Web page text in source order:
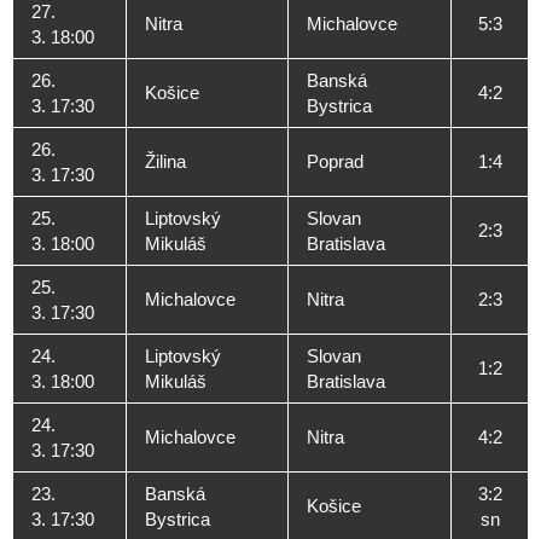
27.
3. 18:00
Nitra Michalovce 5:3
26.
3. 17:30
Košice
Banská
Bystrica
4:2
26.
3. 17:30
Žilina Poprad 1:4
25.
3. 18:00
Liptovský
Mikuláš
Slovan
Bratislava
2:3
25.
3. 17:30
Michalovce Nitra 2:3
24.
3. 18:00
Liptovský
Mikuláš
Slovan
Bratislava
1:2
24.
3. 17:30
Michalovce Nitra 4:2
23.
3. 17:30
Banská
Bystrica
Košice
3:2
sn